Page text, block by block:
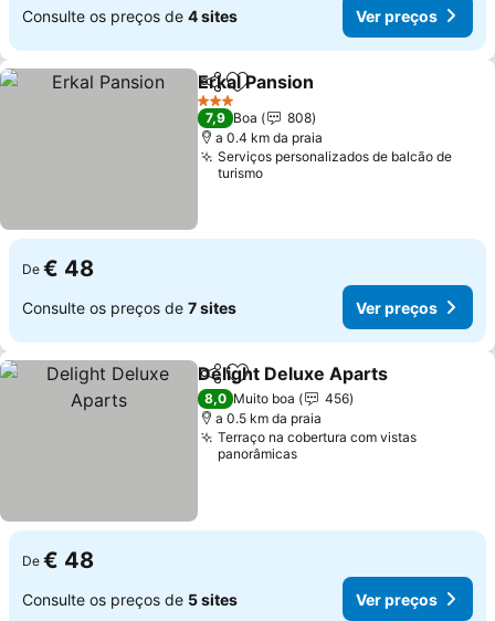
Consulte os preços de 4 sites Ver preços
PartilharAdicionar aos favoritos
Erkal Pansion
3 Estrelas
7,9 Boa
808
a 0.4 km da praia
Serviços personalizados de balcão de
turismo
De € 48
Consulte os preços de 7 sites Ver preços
PartilharAdicionar aos favoritos
Delight Deluxe Aparts
8,0 Muito boa
456
a 0.5 km da praia
Terraço na cobertura com vistas
panorâmicas
De € 48
Consulte os preços de 5 sites Ver preços